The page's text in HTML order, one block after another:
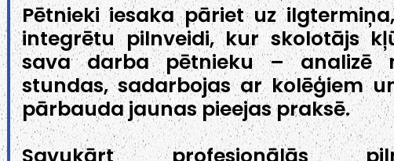
Pētnieki iesaka pāriet uz
integrētu pilnveidi, kur skolotājs
sava darba pētnieku – analizē
stundas, sadarbojas ar kolēģiem
pārbauda jaunas pieejas praksē.